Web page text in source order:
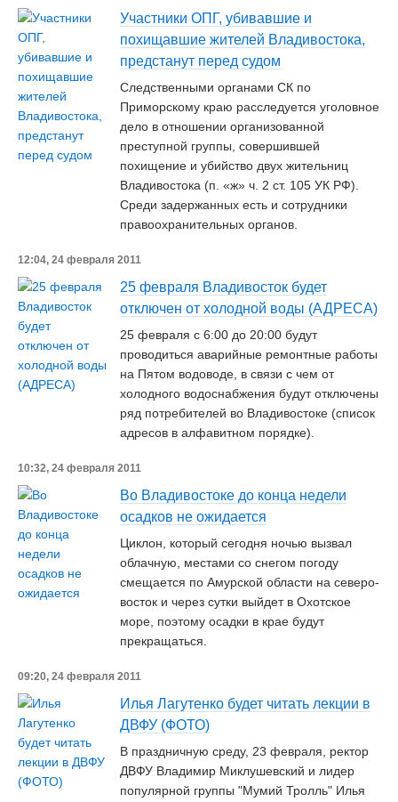
Участники ОПГ, убивавшие и
похищавшие жителей Владивостока,
предстанут перед судом
Следственными органами СК по
Приморскому краю расследуется уголовное
дело в отношении организованной
преступной группы, совершившей
похищение и убийство двух жительниц
Владивостока (п. «ж» ч. 2 ст. 105 УК РФ).
Среди задержанных есть и сотрудники
правоохранительных органов.
12:04, 24 февраля 2011
25 февраля Владивосток будет
отключен от холодной воды (АДРЕСА)
25 февраля с 6:00 до 20:00 будут
проводиться аварийные ремонтные работы
на Пятом водоводе, в связи с чем от
холодного водоснабжения будут отключены
ряд потребителей во Владивостоке (список
адресов в алфавитном порядке).
10:32, 24 февраля 2011
Во Владивостоке до конца недели
осадков не ожидается
Циклон, который сегодня ночью вызвал
облачную, местами со снегом погоду
смещается по Амурской области на северо-
восток и через сутки выйдет в Охотское
море, поэтому осадки в крае будут
прекращаться.
09:20, 24 февраля 2011
Илья Лагутенко будет читать лекции в
ДВФУ (ФОТО)
В праздничную среду, 23 февраля, ректор
ДВФУ Владимир Миклушевский и лидер
популярной группы "Мумий Тролль" Илья